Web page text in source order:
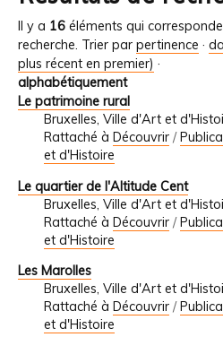
Il y a 16 éléments qui
recherche. Trier par pertinence ·
plus récent en premier) ·
alphabétiquement
Le patrimoine rural
Bruxelles, Ville d'Art et
Rattaché à Découvrir /
et d'Histoire
Le quartier de l'Altitude Cent
Bruxelles, Ville d'Art et
Rattaché à Découvrir /
et d'Histoire
Les Marolles
Bruxelles, Ville d'Art et
Rattaché à Découvrir /
et d'Histoire